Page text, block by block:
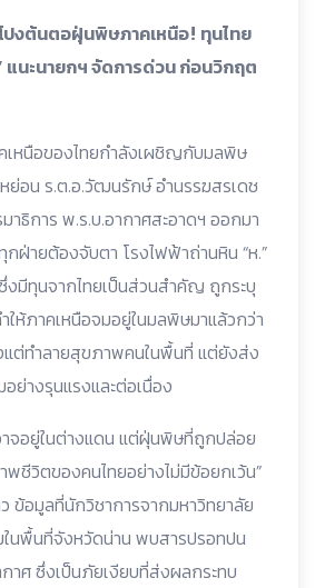
ปงต้นตอฝุ่นพิษภาคเหนือ! ทุนไทย
แนะนายกฯ จัดการด่วน ก่อนวิกฤต
หนือของไทยกำลังเผชิญกับมลพิษ
ย่อน ร.ต.อ.วัฒนรักษ์ อำนรรฆสรเดช
าธิการ พ.ร.บ.อากาศสะอาดฯ ออกมา
กฝ่ายต้องจับตา โรงไฟฟ้าถ่านหิน “ห.”
งมีทุนจากไทยเป็นส่วนสำคัญ ถูกระบุ
ให้ภาคเหนือจมอยู่ในมลพิษมาแล้วกว่า
ต่ทำลายสุขภาพคนในพื้นที่ แต่ยังส่ง
างรุนแรงและต่อเนื่อง
จอยู่ในต่างแดน แต่ฝุ่นพิษที่ถูกปล่อย
ชีวิตของคนไทยอย่างไม่มีข้อยกเว้น”
ข้อมูลที่นักวิชาการจากมหาวิทยาลัย
ในพื้นที่จังหวัดน่าน พบสารปรอทปน
กาศ ซึ่งเป็นภัยเงียบที่ส่งผลกระทบ